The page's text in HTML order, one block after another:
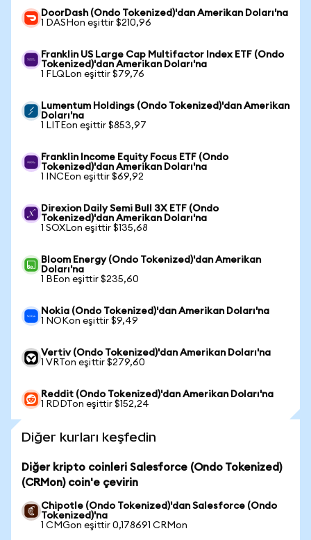
DoorDash (Ondo Tokenized)'dan Amerikan Doları'na
1 DASHon eşittir $210,96
Franklin US Large Cap Multifactor Index ETF (Ondo
Tokenized)'dan Amerikan Doları'na
1 FLQLon eşittir $79,76
Lumentum Holdings (Ondo Tokenized)'dan Amerikan
Doları'na
1 LITEon eşittir $853,97
Franklin Income Equity Focus ETF (Ondo
Tokenized)'dan Amerikan Doları'na
1 INCEon eşittir $69,92
Direxion Daily Semi Bull 3X ETF (Ondo
Tokenized)'dan Amerikan Doları'na
1 SOXLon eşittir $135,68
Bloom Energy (Ondo Tokenized)'dan Amerikan
Doları'na
1 BEon eşittir $235,60
Nokia (Ondo Tokenized)'dan Amerikan Doları'na
1 NOKon eşittir $9,49
Vertiv (Ondo Tokenized)'dan Amerikan Doları'na
1 VRTon eşittir $279,60
Reddit (Ondo Tokenized)'dan Amerikan Doları'na
1 RDDTon eşittir $152,24
Diğer kurları keşfedin
Diğer kripto coinleri Salesforce (Ondo Tokenized)
(CRMon) coin'e çevirin
Chipotle (Ondo Tokenized)'dan Salesforce (Ondo
Tokenized)'na
1 CMGon eşittir 0,178691 CRMon